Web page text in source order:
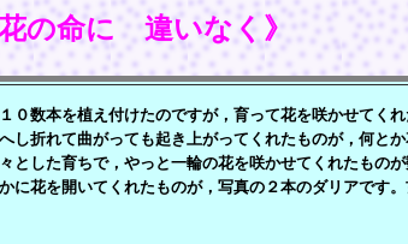
の命に 違いなく》
数本を植え付けたのですが，育って花を咲かせてくれ
し折れて曲がっても起き上がってくれたものが，何とか
とした育ちで，やっと一輪の花を咲かせてくれたものが
に花を開いてくれたものが，写真の２本のダリアです。